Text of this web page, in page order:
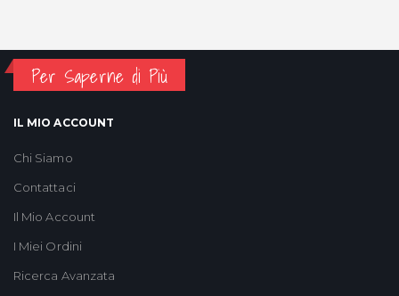
Per Saperne di Più
IL MIO ACCOUNT
Chi Siamo
Contattaci
Il Mio Account
I Miei Ordini
Ricerca Avanzata